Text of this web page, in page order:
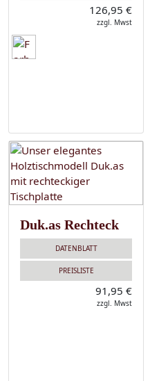
126,95 €
zzgl. Mwst
Duk.as Rechteck
DATENBLATT
PREISLISTE
91,95 €
zzgl. Mwst